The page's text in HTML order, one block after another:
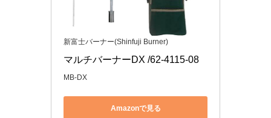
新富士バーナー(Shinfuji Burner)
マルチバーナーDX /62-4115-08
MB-DX
Amazonで見る